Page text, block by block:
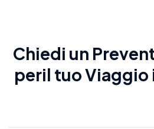
Chiedi un
peril tuoViaggio